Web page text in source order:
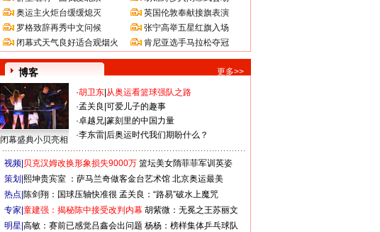
奥运主火炬台缓缓熄灭
罗格致辞再秀中文问候
闭幕式天气良好适合观烟火
英国伦敦奉献接旗表演
张宁高举五星红旗入场
肯尼亚选手马拉松夺冠
博客 更多>>
闭幕盛典小贝亮相
·胡卫东 从奥运看篮球强队之路
·孟关良 可爱儿子的趣事
·卓越兄 篆刻里的中国力量
·李东雷 后奥运时代我们期盼什么？
视频| 贝克汉姆改换形象损失9000万 篮坛美女隋菲菲军训英姿
策划| 熙坤贵宾室 ：萨马兰奇做客金台艺术馆 北京奥运最美
热点| 陈剑翔：国球压轴快准很 孟关良：“路易”破水上魔咒
专家| 童建强：揭秘陈中接受改判内幕 胡紫微：无冕之王苏丽文
明星| 高敏：赛前已感觉吕鑫会出问题 杨杨：榜样集体乒乓球队